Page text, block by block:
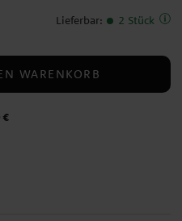
Lieferbar: 2 Stück
WARENKORB
€